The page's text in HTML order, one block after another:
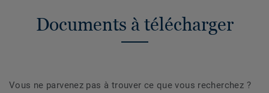
Documents à télécharger
Vous ne parvenez pas à trouver ce que vous recherchez ?